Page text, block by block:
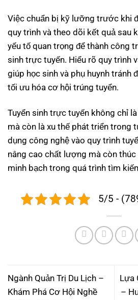
Việc chuẩn bị kỹ lưỡng trước khi
quy trình và theo dõi kết quả sau
yếu tố quan trọng để thành công
sinh trực tuyến. Hiểu rõ quy trình
giúp học sinh và phụ huynh tránh
tối ưu hóa cơ hội trúng tuyển.
Tuyển sinh trực tuyến không chỉ
mà còn là xu thế phát triển trong
dụng công nghệ vào quy trình
nâng cao chất lượng mà còn
minh bạch trong quá trình tìm
5/5 -
Ngành Quản Trị Du Lịch –
Khám Phá Cơ Hội Nghề
Lựa
–